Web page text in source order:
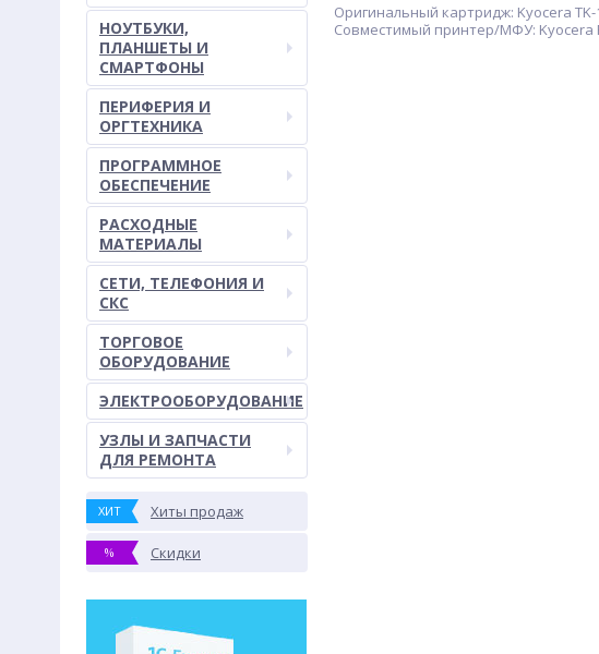
НОУТБУКИ,
ПЛАНШЕТЫ И
СМАРТФОНЫ
ПЕРИФЕРИЯ И
ОРГТЕХНИКА
ПРОГРАММНОЕ
ОБЕСПЕЧЕНИЕ
РАСХОДНЫЕ
МАТЕРИАЛЫ
СЕТИ, ТЕЛЕФОНИЯ И
СКС
ТОРГОВОЕ
ОБОРУДОВАНИЕ
ЭЛЕКТРООБОРУДОВАНИЕ
УЗЛЫ И ЗАПЧАСТИ
ДЛЯ РЕМОНТА
ХИТ Хиты продаж
% Скидки
Оригинальный картридж: Kyocera TK-
Совместимый принтер/МФУ: Kyocera